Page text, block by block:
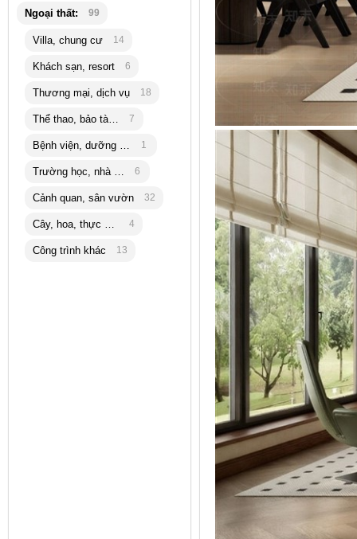
Ngoại thất: 99
Villa, chung cư 14
Khách sạn, resort 6
Thương mại, dịch vụ 18
Thể thao, bảo tàng 7
Bệnh viện, dưỡng lão 1
Trường học, nhà trẻ 6
Cảnh quan, sân vườn 32
Cây, hoa, thực vật 4
Công trình khác 13